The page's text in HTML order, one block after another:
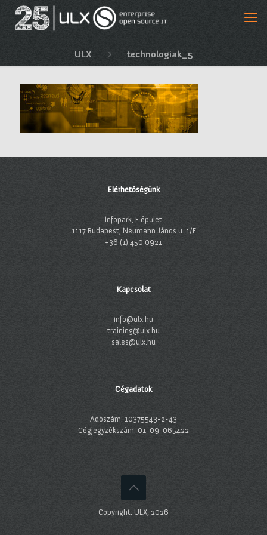
ULX technologiak_5
Elérhetőségünk
Infopark, E épület
1117 Budapest, Neumann János u. 1/E
+36 (1) 450 0921
Kapcsolat
info@ulx.hu
training@ulx.hu
sales@ulx.hu
Cégadatok
Adószám: 10375543-2-43
Cégjegyzékszám: 01-09-065422
Copyright: ULX, 2026